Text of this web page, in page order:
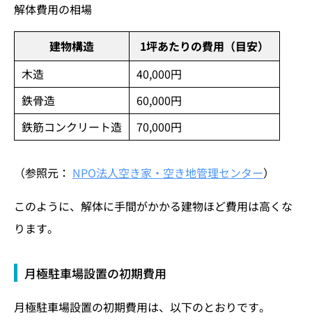
解体費用の相場
建物構造
1坪あたりの費用（目安）
木造
40,000円
鉄骨造
60,000円
鉄筋コンクリート造
70,000円
（参照元： NPO法人空き家・空き地管理センター）
このように、解体に手間がかかる建物ほど費用は高くな
ります。
月極駐車場設置の初期費用
月極駐車場設置の初期費用は、以下のとおりです。